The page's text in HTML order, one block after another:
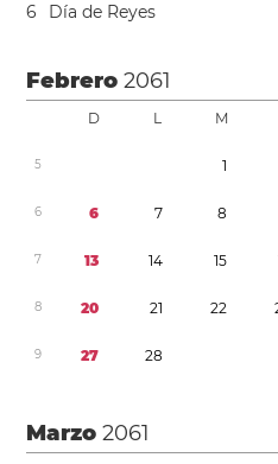
6
Día de Reyes
Febrero2061
D L M
5 1
6 6 7 8
7 13 14 15
8 20 21 22
9 27 28
Marzo2061